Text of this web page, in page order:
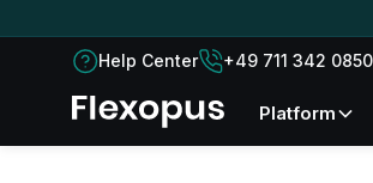
Help Center +49 711 342
platform